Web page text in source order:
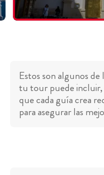
Estos son algunos
tu tour puede
que cada guía crea
para asegurar las